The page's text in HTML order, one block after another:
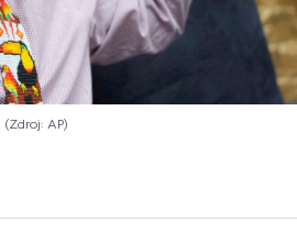
Zdroj: AP